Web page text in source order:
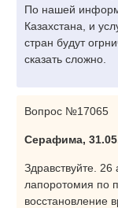
По нашей
Казахстана, и
стран будут
сказать сложно.
Вопрос №17065
Серафима,
Здравствуйте.
лапоротомия по
восстановление